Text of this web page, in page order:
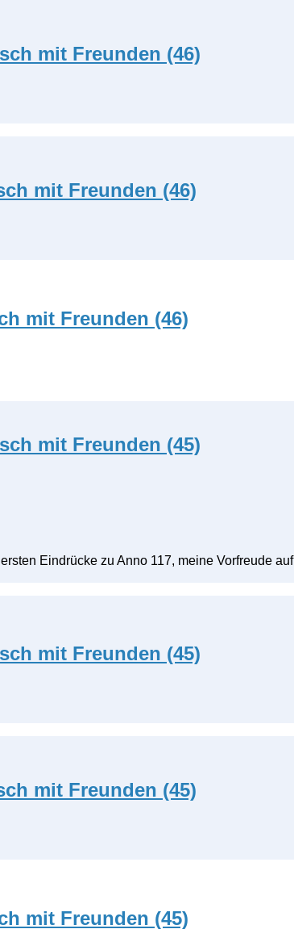
mit Freunden (46)
mit Freunden (46)
mit Freunden (46)
mit Freunden (45)
Eindrücke zu Anno 117, meine Vorfreude
mit Freunden (45)
mit Freunden (45)
mit Freunden (45)